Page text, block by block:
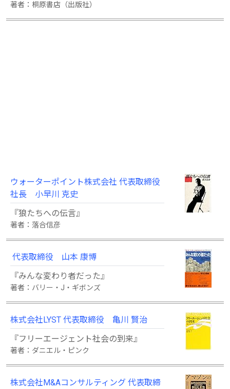
著者：桐原書店（出版社）
ウォーターポイント株式会社 代表取締役
社長 小早川 克史
『狼たちへの伝言』
著者：落合信彦
代表取締役 山本 康博
『みんな変わり者だった』
著者：バリー・J・ギボンズ
株式会社LYST 代表取締役 亀川 賢治
『フリーエージェント社会の到来』
著者：ダニエル・ピンク
株式会社M&Aコンサルティング 代表取締